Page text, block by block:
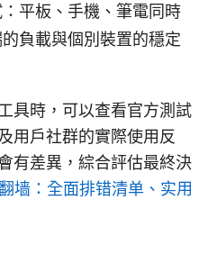
平板、手機、筆電同時
負載與個別裝置的穩定
具時，可以查看官方測試
用戶社群的實際使用反
有差異，綜合評估最終決
墙：全面排错清单、实用